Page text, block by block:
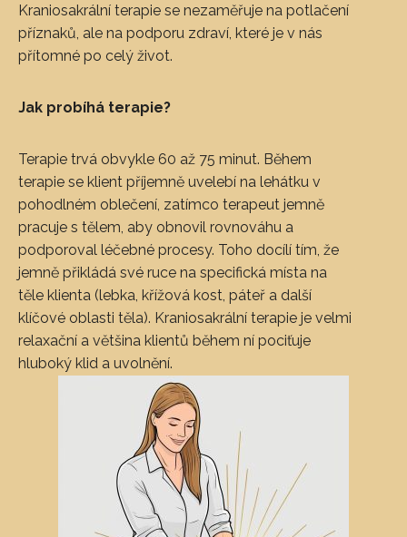
Kraniosakrální terapie se nezaměřuje na potlačení
příznaků, ale na podporu zdraví, které je v nás
přítomné po celý život.
Jak probíhá terapie?
Terapie trvá obvykle 60 až 75 minut. Během
terapie se klient příjemně uvelebí na lehátku v
pohodlném oblečení, zatímco terapeut jemně
pracuje s tělem, aby obnovil rovnováhu a
podporoval léčebné procesy. Toho docílí tím, že
jemně přikládá své ruce na specifická místa na
těle klienta (lebka, křížová kost, páteř a další
klíčové oblasti těla). Kraniosakrální terapie je velmi
relaxační a většina klientů během ní pociťuje
hluboký klid a uvolnění.